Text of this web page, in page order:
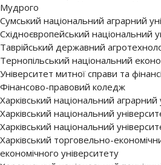
Мудрого
Сумський національний аграрний
Східноєвропейський національний
Таврійський державний
Тернопільський національний
Університет митної справи та
Фінансово-правовий коледж
Харківський національний
Харківський національний
Харківський національний
Харківський торговельно-
економічного університету